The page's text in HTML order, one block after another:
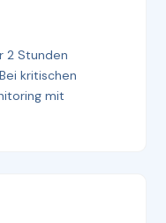
2 Stunden
kritischen
mit